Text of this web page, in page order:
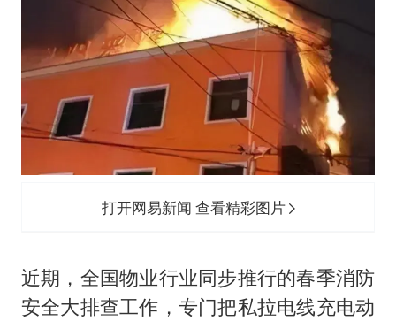
打开网易新闻 查看精彩图片
近期，全国物业行业同步推行的春季消防
安全大排查工作，专门把私拉电线充电动